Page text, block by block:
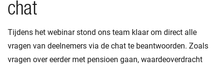
chat
Tijdens het webinar stond ons team klaar om direct alle
vragen van deelnemers via de chat te beantwoorden. Zoals
vragen over eerder met pensioen gaan, waardeoverdracht